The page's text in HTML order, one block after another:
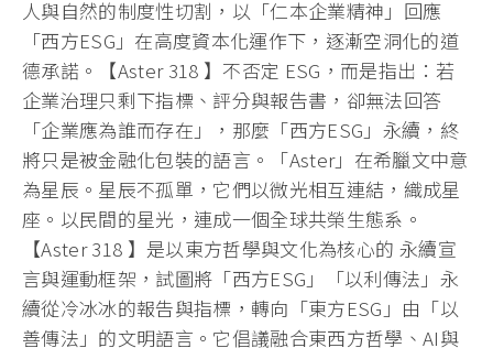
人與自然的制度性切割，以「仁本企業精神」回應
「西方ESG」在高度資本化運作下，逐漸空洞化的道
德承諾。【Aster 318 】不否定 ESG，而是指出：若
企業治理只剩下指標、評分與報告書，卻無法回答
「企業應為誰而存在」，那麼「西方ESG」永續，終
將只是被金融化包裝的語言。「Aster」在希臘文中意
為星辰。星辰不孤單，它們以微光相互連結，織成星
座。以民間的星光，連成一個全球共榮生態系。
【Aster 318 】是以東方哲學與文化為核心的 永續宣
言與運動框架，試圖將「西方ESG」「以利傳法」永
續從冷冰冰的報告與指標，轉向「東方ESG」由「以
善傳法」的文明語言。它倡議融合東西方哲學、AI與